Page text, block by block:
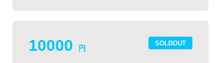
SOLDOUT
10000 円